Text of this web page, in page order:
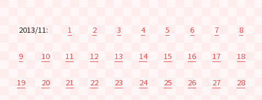
2013/11: 1 2 3 4 5 6 7 8
9 10 11 12 13 14 15 16 17 18
19 20 21 22 23 24 25 26 27 28